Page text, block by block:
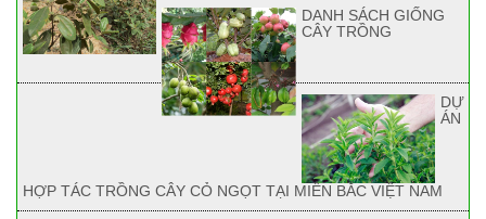
DANH SÁCH GIỐNG
CÂY TRỒNG
DỰ
ÁN
HỢP TÁC TRỒNG CÂY CỎ NGỌT TẠI MIỀN BẮC VIỆT NAM